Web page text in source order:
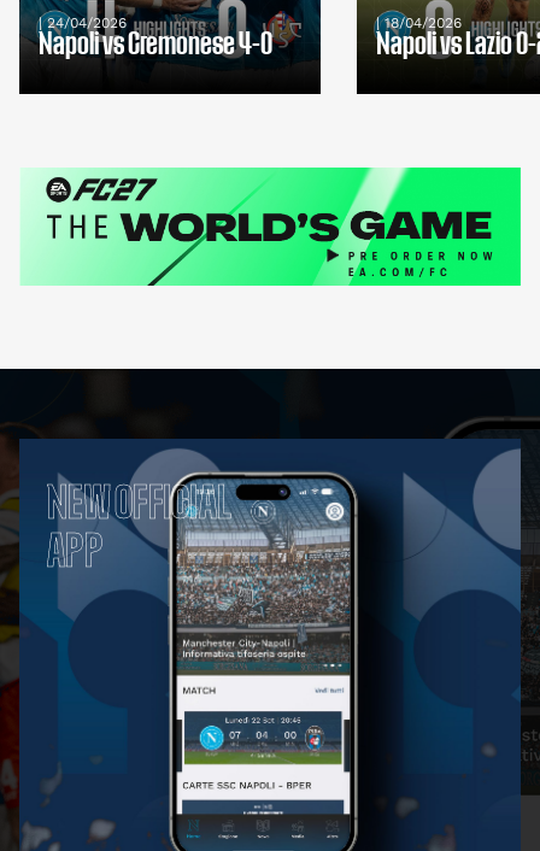
| 24/04/2026
Napoli vs Cremonese 4-0
| 18/04/2026
Napoli vs Lazio
NEW OFFICIAL
APP